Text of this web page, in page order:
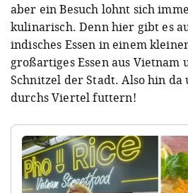
aber ein Besuch lohnt sich
kulinarisch. Denn hier gibt es
indisches Essen in einem
großartiges Essen aus Vietnam
Schnitzel der Stadt. Also hin
durchs Viertel futtern!